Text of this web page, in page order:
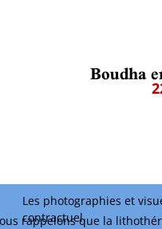
Les photographies et
contractuel.
rappelons que la
Boudha